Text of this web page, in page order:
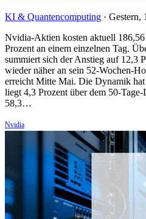
KI & Quantencomputing · Gestern,
Nvidia-Aktien kosten aktuell
Prozent an einem einzelnen Tag.
summiert sich der Anstieg auf 12,3
wieder näher an sein 52-Wochen-
erreicht Mitte Mai. Die Dynamik
liegt 4,3 Prozent über dem 50-
58,3…
Nvidia